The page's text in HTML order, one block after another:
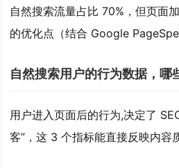
自然搜索流量占比 70%，但页面
的优化点（结合 Google
自然搜索用户的行为数据，哪
用户进入页面后的行为,决定了
客”，这 3 个指标能直接反映内容